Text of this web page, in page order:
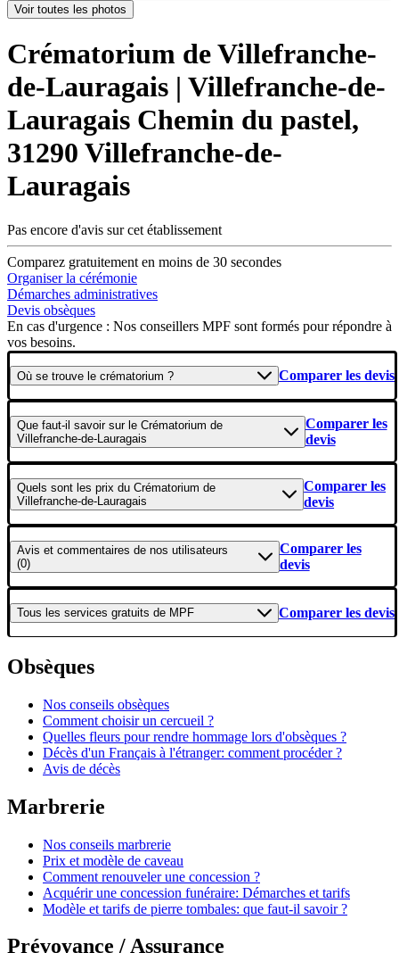
Voir toutes les photos
Crématorium de Villefranche-
de-Lauragais | Villefranche-de-
Lauragais Chemin du pastel,
31290 Villefranche-de-
Lauragais
Pas encore d'avis sur cet établissement
Comparez gratuitement en moins de 30 secondes
Organiser la cérémonie
Démarches administratives
Devis obsèques
En cas d'urgence : Nos conseillers MPF sont formés pour répondre à
vos besoins.
Où se trouve le crématorium ? Comparer les devis
Que faut-il savoirsur le Crématorium de
Villefranche-de-Lauragais
Comparer les
devis
Quels sont les prix du Crématorium de
Villefranche-de-Lauragais
Comparer les
devis
Avis et commentaires de nos utilisateurs
(0)
Comparer les
devis
Tous les services gratuits de MPF Comparer les devis
Obsèques
Nos conseils obsèques
Comment choisir un cercueil ?
Quelles fleurs pour rendre hommage lors d'obsèques ?
Décès d'un Français à l'étranger: comment procéder ?
Avis de décès
Marbrerie
Nos conseils marbrerie
Prix et modèle de caveau
Comment renouveler une concession ?
Acquérir une concession funéraire: Démarches et tarifs
Modèle et tarifs de pierre tombales: que faut-il savoir ?
Prévoyance / Assurance